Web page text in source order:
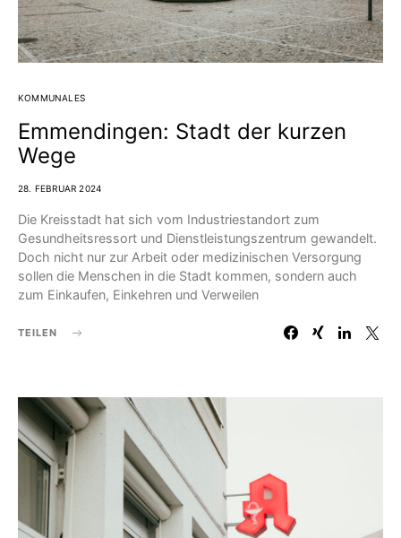
KOMMUNALES
Emmendingen: Stadt der kurzen
Wege
28. FEBRUAR 2024
Die Kreisstadt hat sich vom Industriestandort zum
Gesundheitsressort und Dienstleistungszentrum gewandelt.
Doch nicht nur zur Arbeit oder medizinischen Versorgung
sollen die Menschen in die Stadt kommen, sondern auch
zum Einkaufen, Einkehren und Verweilen
TEILEN